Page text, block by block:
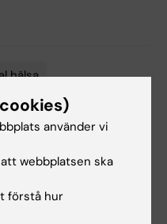
hälsa
använder vi
webbplatsen ska
förstå hur